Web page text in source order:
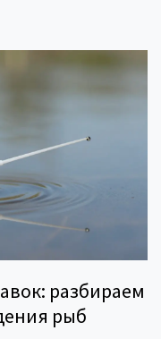
разбираем
рыб